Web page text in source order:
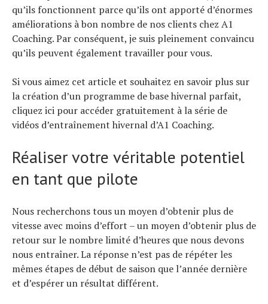
qu’ils fonctionnent parce qu’ils ont apporté d’énormes
améliorations à bon nombre de nos clients chez A1
Coaching. Par conséquent, je suis pleinement convaincu
qu’ils peuvent également travailler pour vous.
Si vous aimez cet article et souhaitez en savoir plus sur
la création d’un programme de base hivernal parfait,
cliquez ici pour accéder gratuitement à la série de
vidéos d’entraînement hivernal d’A1 Coaching.
Réaliser votre véritable potentiel
en tant que pilote
Nous recherchons tous un moyen d’obtenir plus de
vitesse avec moins d’effort – un moyen d’obtenir plus de
retour sur le nombre limité d’heures que nous devons
nous entraîner. La réponse n’est pas de répéter les
mêmes étapes de début de saison que l’année dernière
et d’espérer un résultat différent.